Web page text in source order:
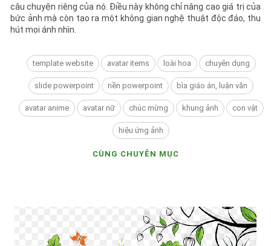
bức ảnh mà còn tạo ra một không gian nghệ thuật độc đáo, thu
hút mọi ánh nhìn.
template website avatar items loài hoa chuyên dụng
slide powerpoint nền powerpoint bìa giáo án, luận văn
avatar anime avatar nữ chúc mừng khung ảnh con vật
hiệu ứng ảnh
CÙNG CHUYÊN MỤC